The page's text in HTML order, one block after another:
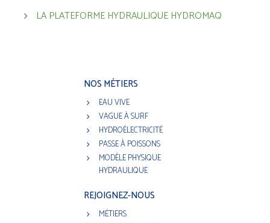
LA PLATEFORME HYDRAULIQUE HYDROMAQ
NOS MÉTIERS
EAU VIVE
VAGUE À SURF
HYDROÉLECTRICITÉ
PASSE À POISSONS
MODÈLE PHYSIQUE
HYDRAULIQUE
REJOIGNEZ-NOUS
MÉTIERS